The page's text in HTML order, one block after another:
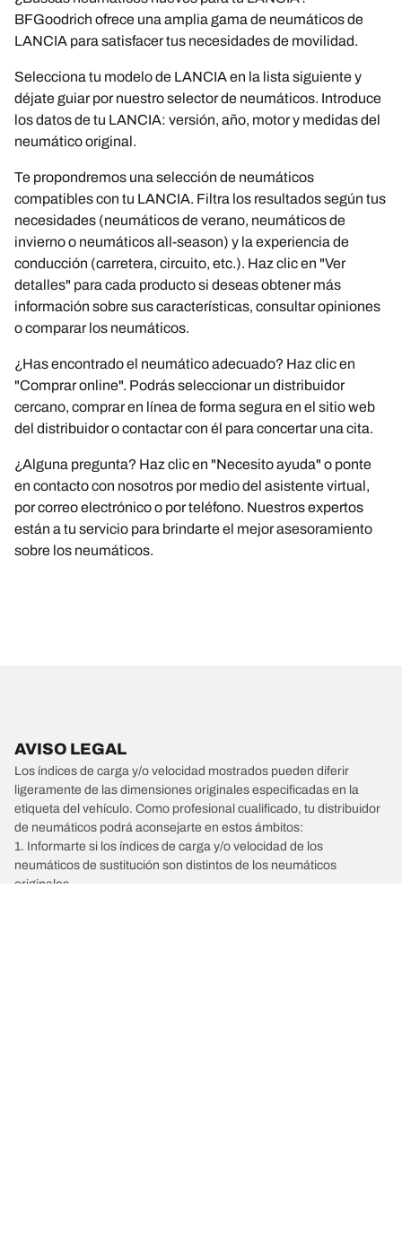
BFGoodrich ofrece una amplia gama de neumáticos de
LANCIA para satisfacer tus necesidades de movilidad.
Selecciona tu modelo de LANCIA en la lista siguiente y
déjate guiar por nuestro selector de neumáticos. Introduce
los datos de tu LANCIA: versión, año, motor y medidas del
neumático original.
Te propondremos una selección de neumáticos
compatibles con tu LANCIA. Filtra los resultados según tus
necesidades (neumáticos de verano, neumáticos de
invierno o neumáticos all-season) y la experiencia de
conducción (carretera, circuito, etc.). Haz clic en "Ver
detalles" para cada producto si deseas obtener más
información sobre sus características, consultar opiniones
o comparar los neumáticos.
¿Has encontrado el neumático adecuado? Haz clic en
"Comprar online". Podrás seleccionar un distribuidor
cercano, comprar en línea de forma segura en el sitio web
del distribuidor o contactar con él para concertar una cita.
¿Alguna pregunta? Haz clic en "Necesito ayuda" o ponte
en contacto con nosotros por medio del asistente virtual,
por correo electrónico o por teléfono. Nuestros expertos
están a tu servicio para brindarte el mejor asesoramiento
sobre los neumáticos.
AVISO LEGAL
Los índices de carga y/o velocidad mostrados pueden diferir
ligeramente de las dimensiones originales especificadas en la
etiqueta del vehículo. Como profesional cualificado, tu distribuidor
de neumáticos podrá aconsejarte en estos ámbitos:
1. Informarte si los índices de carga y/o velocidad de los
neumáticos de sustitución son distintos de los neumáticos
originales.